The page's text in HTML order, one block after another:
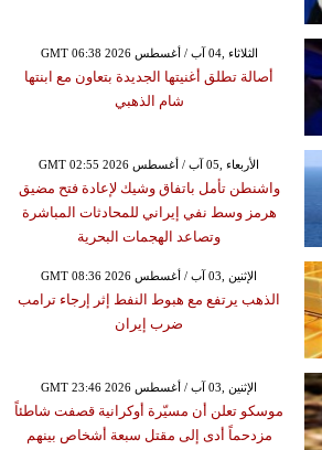
GMT 06:38 2026 الثلاثاء ,04 آب / أغسطس
أصالة تطلق أغنيتها الجديدة بتعاون مع ابنتها
شام الذهبي
GMT 02:55 2026 الأربعاء ,05 آب / أغسطس
واشنطن تأمل باتفاق وشيك لإعادة فتح مضيق
هرمز وسط نفي إيراني للمحادثات المباشرة
وتصاعد الهجمات البحرية
GMT 08:36 2026 الإثنين ,03 آب / أغسطس
الذهب يرتفع مع هبوط النفط إثر إرجاء ترامب
ضرب إيران
GMT 23:46 2026 الإثنين ,03 آب / أغسطس
موسكو تعلن أن مسيّرة أوكرانية قصفت شاطئاً
مزدحماً أدى إلى مقتل سبعة أشخاص بينهم